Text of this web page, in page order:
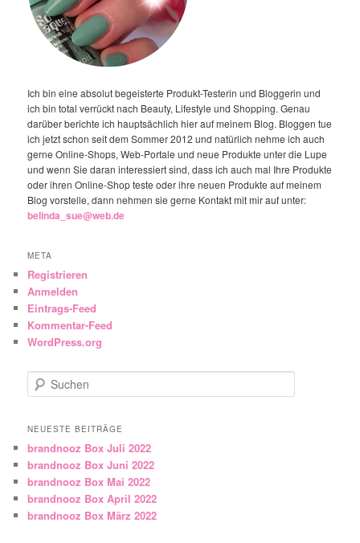
Ich bin eine absolut begeisterte Produkt-Testerin und Bloggerin und
ich bin total verrückt nach Beauty, Lifestyle und Shopping. Genau
darüber berichte ich hauptsächlich hier auf meinem Blog. Bloggen tue
ich jetzt schon seit dem Sommer 2012 und natürlich nehme ich auch
gerne Online-Shops, Web-Portale und neue Produkte unter die Lupe
und wenn Sie daran interessiert sind, dass ich auch mal Ihre Produkte
oder ihren Online-Shop teste oder ihre neuen Produkte auf meinem
Blog vorstelle, dann nehmen sie gerne Kontakt mit mir auf unter:
belinda_sue@web.de
META
Registrieren
Anmelden
Eintrags-Feed
Kommentar-Feed
WordPress.org
Suchen
NEUESTE BEITRÄGE
brandnooz Box Juli 2022
brandnooz Box Juni 2022
brandnooz Box Mai 2022
brandnooz Box April 2022
brandnooz Box März 2022